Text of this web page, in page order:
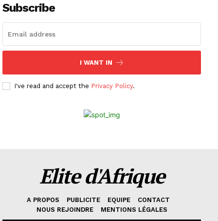
Subscribe
I WANT IN
I've read and accept the Privacy Policy.
Elite d'Afrique
A PROPOS PUBLICITE EQUIPE
CONTACT
NOUS REJOINDRE
MENTIONS LÉGALES